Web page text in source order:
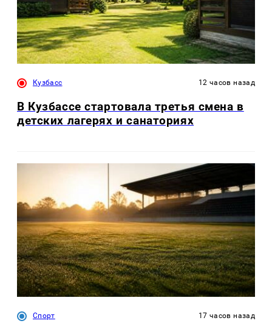
Кузбасс 12 часов назад
В Кузбассе стартовала третья смена в
детских лагерях и санаториях
Спорт 17 часов назад